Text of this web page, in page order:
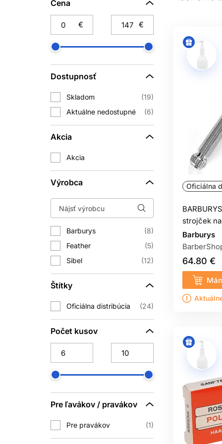
holenie. Zrezávač vlasov
čepele a skúseností. Pri
Dôležitý je tvar rukoväti, vyváženie
vedenie. Niektoré zrezávače majú
či je nástroj symetrický alebo
ŽILETKY
Žiletky do britvy nie sú
systému. Pred objednaním
alebo poškodiť
Pri kontakte s pokožkou
prípravkom vhodným pre daný
čepele
Pokožka má byť napnutá a
zrezávaní vlasov
Po čistení nechajte britvu úplne
skracujú životnosť mechanizmu.
JE
Nie. Zrezávače na vlasy
Cena
€ €
Dostupnosť
Skladom
19
Aktuálne nedostupné
6
Akcia
Akcia
Výrobca
Barburys
8
Feather
5
Sibel
12
Štítky
Oficiálna distribúcia 24
Počet kusov
Pre ľavákov / pravákov
Pre pravákov 1
Oficiálna
strojček
Barburys
64.80 €